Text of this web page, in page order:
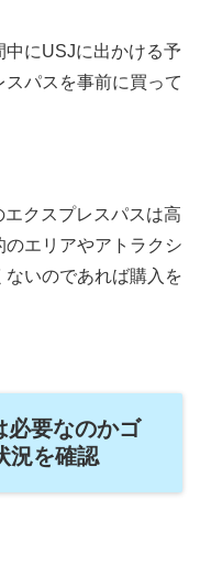
にUSJに出かける予
パスを事前に買って
クスプレスパスは高
エリアやアトラクシ
ないのであれば購入を
必要なのかゴ
況を確認